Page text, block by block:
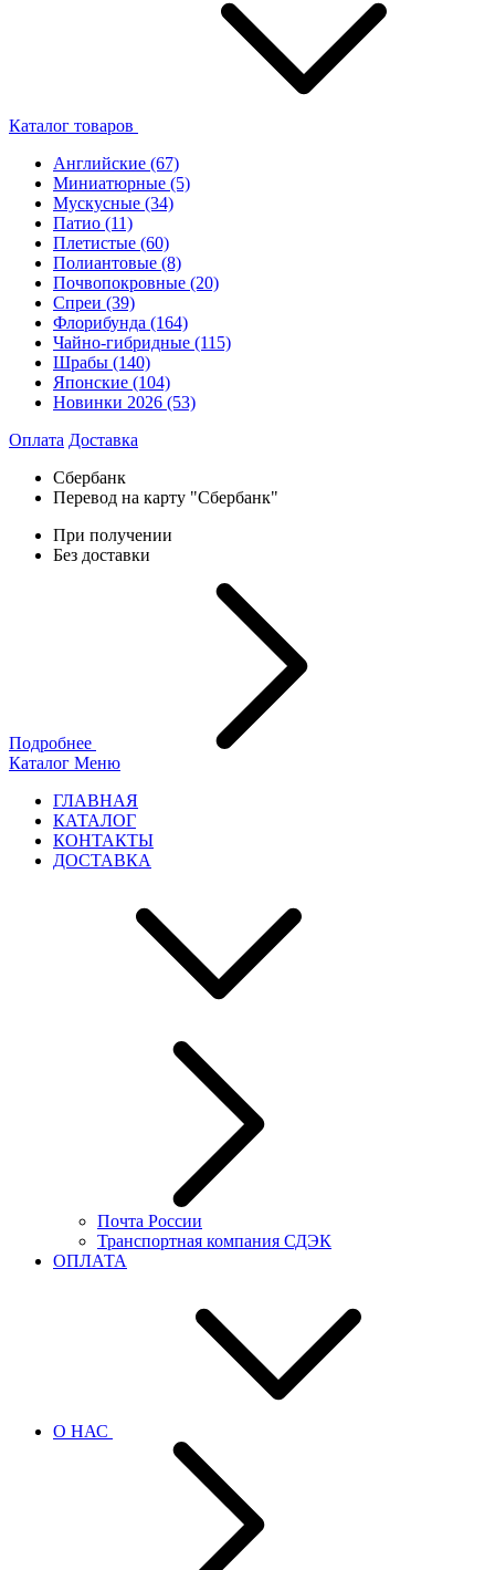
Каталог товаров
Английские (67)
Миниатюрные (5)
Мускусные (34)
Патио (11)
Плетистые (60)
Полиантовые (8)
Почвопокровные (20)
Спреи (39)
Флорибунда (164)
Чайно-гибридные (115)
Шрабы (140)
Японские (104)
Новинки 2026 (53)
Оплата Доставка
Сбербанк
Перевод на карту "Сбербанк"
При получении
Без доставки
Подробнее
Каталог Меню
ГЛАВНАЯ
КАТАЛОГ
КОНТАКТЫ
ДОСТАВКА
Почта России
Транспортная компания СДЭК
ОПЛАТА
О НАС